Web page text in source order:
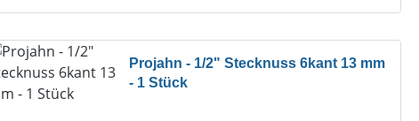
Projahn - 1/2" Stecknuss 6kant 13 mm
- 1 Stück